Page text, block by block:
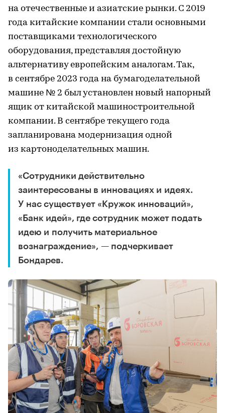
на отечественные и азиатские рынки. С 2019
года китайские компании стали основными
поставщиками технологического
оборудования, представляя достойную
альтернативу европейским аналогам. Так,
в сентябре 2023 года на бумагоделательной
машине № 2 был установлен новый напорный
ящик от китайской машиностроительной
компании. В сентябре текущего года
запланирована модернизация одной
из картоноделательных машин.
«Сотрудники действительно
заинтересованы в инновациях и идеях.
У нас существует «Кружок инноваций»,
«Банк идей», где сотрудник может подать
идею и получить материальное
вознаграждение», — подчеркивает
Бондарев.